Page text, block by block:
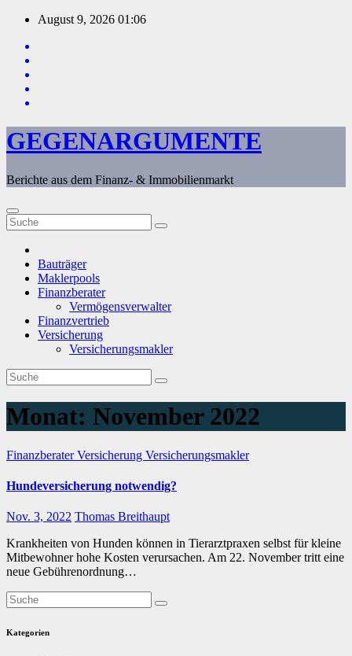
Zum
springen
August 9, 2026 01:06
GEGENARGUMENTE
Berichte aus dem Finanz- & Immobilienmarkt
Bauträger
Maklerpools
Finanzberater
Vermögensverwalter
Finanzvertrieb
Versicherung
Versicherungsmakler
Monat: November 2022
FinanzberaterVersicherung Versicherungsmakler
Hundeversicherung notwendig?
Nov. 3, 2022 Thomas Breithaupt
Krankheiten von Hunden können in Tierarztpraxen selbst für kleine
Mitbewohner hohe Kosten verursachen. Am 22. November tritt eine
neue Gebührenordnung…
Kategorien